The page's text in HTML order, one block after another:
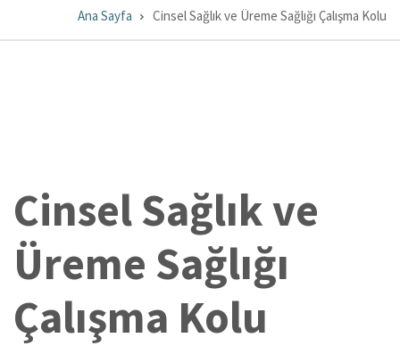
Ana Sayfa Cinsel Sağlık ve Üreme Sağlığı Çalışma Kolu
Cinsel Sağlık ve
Üreme Sağlığı
Çalışma Kolu